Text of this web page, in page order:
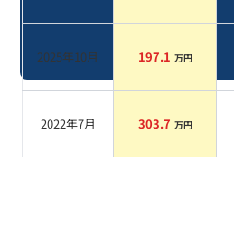
2025年10月 197.1 万円
2022年7月 303.7 万円